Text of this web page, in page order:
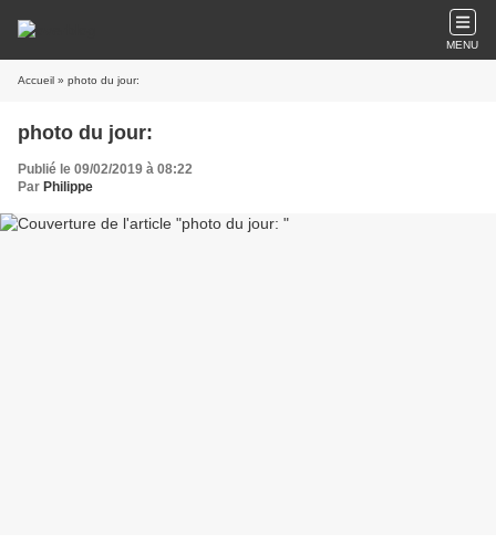
MENU
Accueil » photo du jour:
photo du jour:
Publié le 09/02/2019 à 08:22
Par Philippe